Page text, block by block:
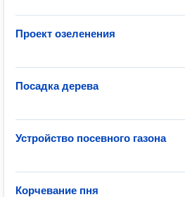
Проект озеленения
Посадка дерева
Устройство посевного газона
Корчевание пня